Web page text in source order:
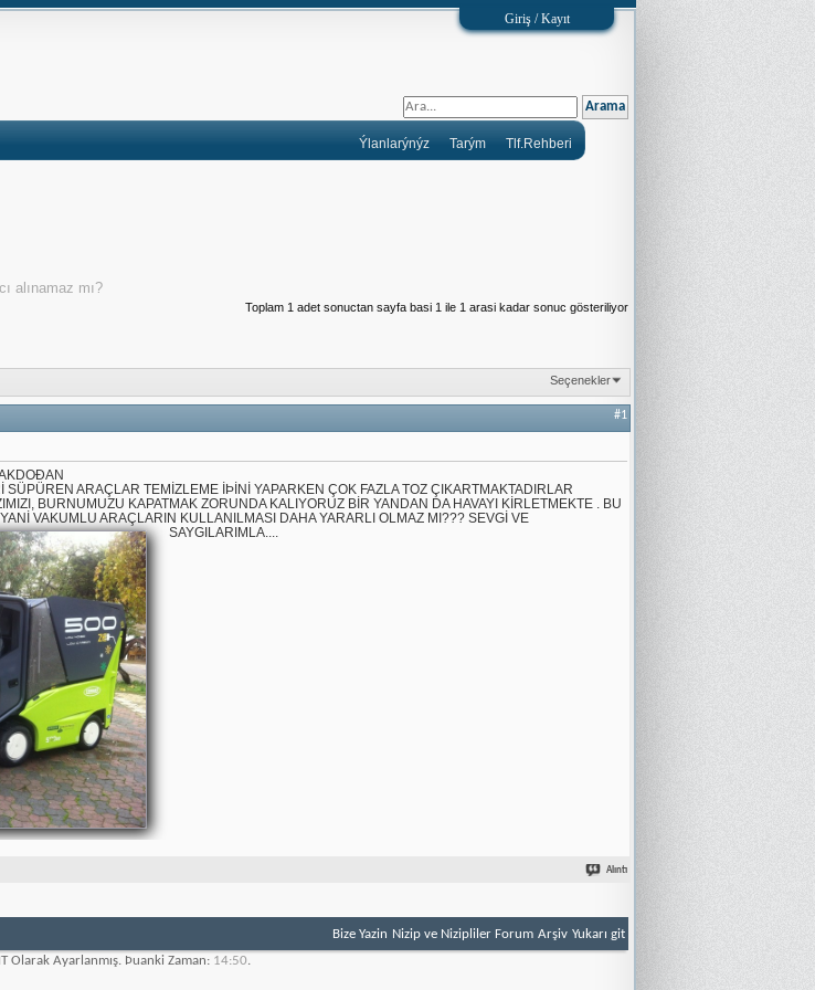
Giriş / Kayıt
Tlf.Rehberi
Tarým
Ýlanlarýnýz
alınamaz mı?
Toplam 1 adet sonuctan sayfa basi 1 ile 1 arasi kadar sonuc gösteriliyor
Seçenekler
#1
ARAÇLAR TEMİZLEME İÞİNİ YAPARKEN ÇOK FAZLA TOZ ÇIKARTMAKTADIRLAR
BURNUMUZU KAPATMAK ZORUNDA KALIYORUZ BİR YANDAN DA HAVAYI KİRLETMEKTE . BU
VAKUMLU ARAÇLARIN KULLANILMASI DAHA YARARLI OLMAZ MI??? SEVGİ VE
SAYGILARIMLA....
Alıntı
Bize Yazin Nizip ve Nizipliler Forum Arşiv Yukarı git
Olarak Ayarlanmış. Þuanki Zaman: 14:50.